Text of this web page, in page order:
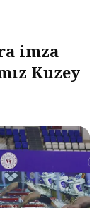
imza
Kuzey